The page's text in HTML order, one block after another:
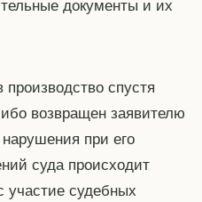
спустя
возвращен заявителю
при его
суда происходит
судебных